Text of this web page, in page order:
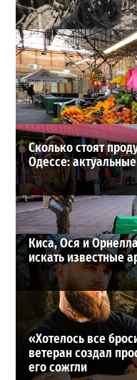
В Одессе выросло
реактивных дронов
2026-07-24
ВИБОР РЕДАКЦИИ
Сколько стоят
Одессе:
Киса, Ося и
искать известные
«Хотелось все
ветеран создал
его сожгли